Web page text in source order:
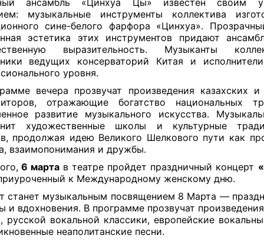
музыкальные инструменты коллектива
сине-белого фарфора «Цинхуа».
эстетика этих инструментов придают
выразительность. Музыканты
ведущих консерваторий Китая и
уровня.
вечера прозвучат произведения казахских и
отражающие богатство национальных
развитие музыкального искусства.
художественные школы и культурные
продолжая идею Великого Шелкового пути как
взаимопонимания и дружбы.
6 мартав театре пройдет праздничный концерт
к Международному женскому дню.
станет музыкальным посвящением 8 Марта —
и вдохновения. В программе прозвучат
русской вокальной классики, европейские
неаполитанские песни.